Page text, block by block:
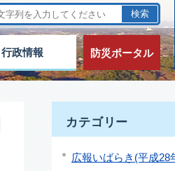
行政情報 防災ポータル
カテゴリー
広報いばらき(平成28